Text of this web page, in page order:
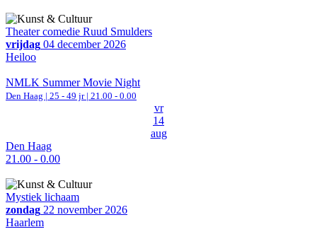
Theater comedie Ruud Smulders
vrijdag 04 december 2026
Heiloo
NMLK Summer Movie Night
Den Haag | 25 - 49 jr | 21.00 - 0.00
vr
14
aug
Den Haag
21.00 - 0.00
Mystiek lichaam
zondag 22 november 2026
Haarlem